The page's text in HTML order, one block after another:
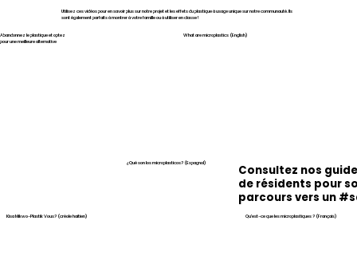
Utilisez ces vidéos pour en savoir plus sur notre projet et les effets du plastique à usage unique sur notre communauté. Ils
sont également parfaits à montrer à votre famille ou à utiliser en classe !
Abandonnez le plastique et optez
pour une meilleure alternative
What are microplastics (English)
Kisa Mikwo-Plastik Vous? (créole haïtien)
¿Qué son los microplasticos? (Espagnol)
Consultez nos
de résidents pour
parcours vers un
Qu'est-ce que les microplastiques ? (Français)